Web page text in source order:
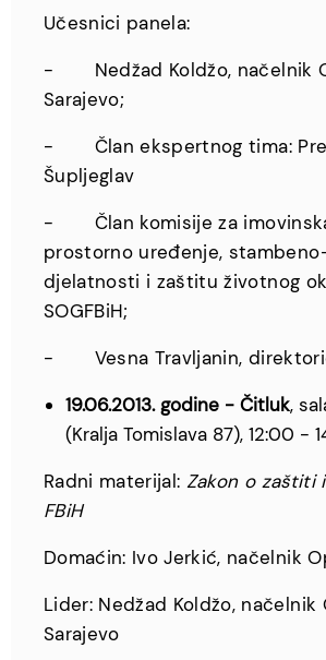
Učesnici panela:
- Nedžad Koldžo, načelnik
Sarajevo;
- Član ekspertnog tima:
Šupljeglav
- Član komisije za
prostorno uređenje,
djelatnosti i zaštitu životnog
SOGFBiH;
- Vesna Travljanin,
19.06.2013. godine - Čitluk,
(Kralja Tomislava 87), 12:00 -
Radni materijal: Zakon o zaštiti
FBiH
Domaćin: Ivo Jerkić, načelnik
Lider: Nedžad Koldžo, načelnik
Sarajevo